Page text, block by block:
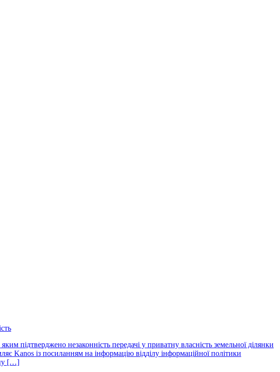
підтверджено незаконність передачі у приватну власність земельної ділянки
Kanos із посиланням на інформацію відділу інформаційної політики
[…]